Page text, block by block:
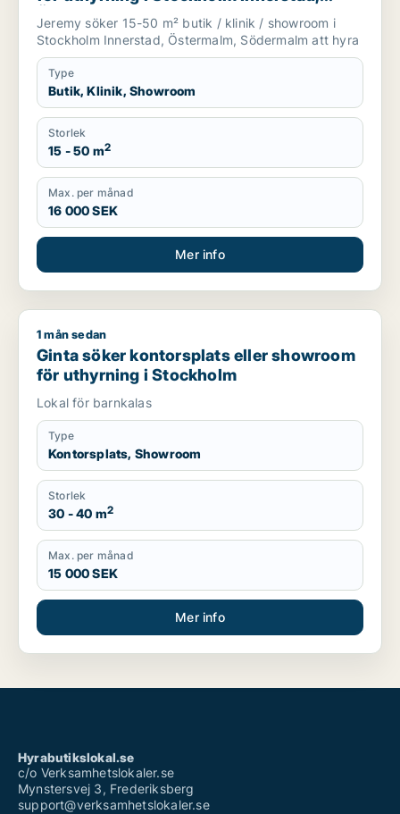
Östermalm eller Södermalm
Jeremy söker 15-50 m² butik / klinik / showroom i
Stockholm Innerstad, Östermalm, Södermalm att hyra
Type
Butik, Klinik, Showroom
Storlek
15 - 50 m2
Max. per månad
16 000 SEK
Mer info
Ginta söker kontorsplats eller showroom för uthyrning i
1 mån sedan
Ginta söker kontorsplats eller showroom
för uthyrning i Stockholm
Lokal för barnkalas
Type
Kontorsplats, Showroom
Storlek
30 - 40 m2
Max. per månad
15 000 SEK
Mer info
Hyrabutikslokal.se
c/o Verksamhetslokaler.se
Mynstersvej 3, Frederiksberg
support@verksamhetslokaler.se